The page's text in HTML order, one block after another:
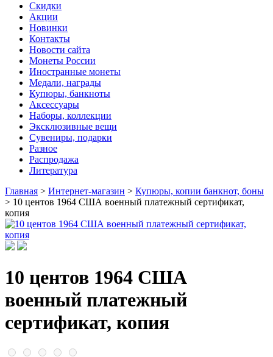
Скидки
Акции
Новинки
Контакты
Новости сайта
Монеты России
Иностранные монеты
Медали, награды
Купюры, банкноты
Аксессуары
Наборы, коллекции
Эксклюзивные вещи
Сувениры, подарки
Разное
Распродажа
Литература
Главная > Интернет-магазин > Купюры, копии банкнот, боны
> 10 центов 1964 США военный платежный сертификат,
копия
10 центов 1964 США
военный платежный
сертификат, копия